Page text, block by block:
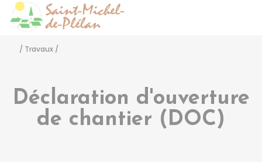
/ Travaux /
Déclaration d'ouverture
de chantier (DOC)